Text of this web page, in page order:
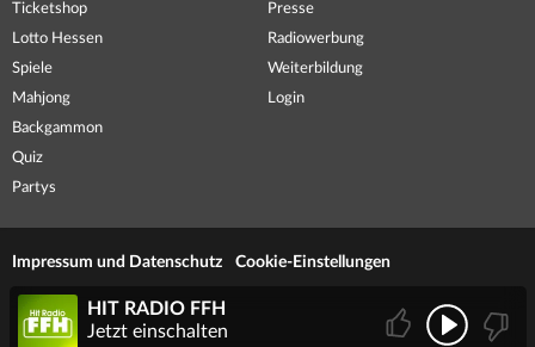
Ticketshop
Lotto Hessen
Spiele
Mahjong
Backgammon
Quiz
Partys
Presse
Radiowerbung
Weiterbildung
Login
Impressum und Datenschutz Cookie-Einstellungen
HIT RADIO FFH
Jetzt einschalten